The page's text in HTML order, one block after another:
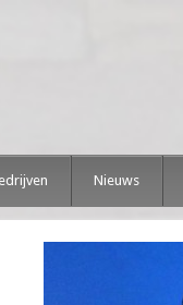
Nieuws